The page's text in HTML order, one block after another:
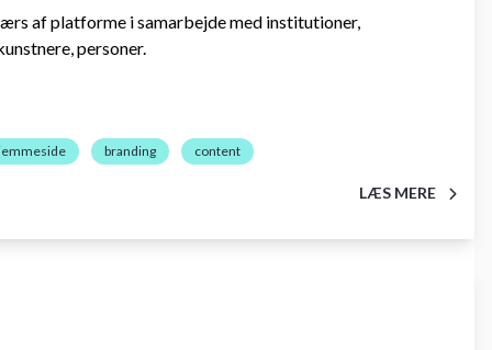
af platforme i samarbejde med institutioner,
personer.
branding content
LÆS MERE